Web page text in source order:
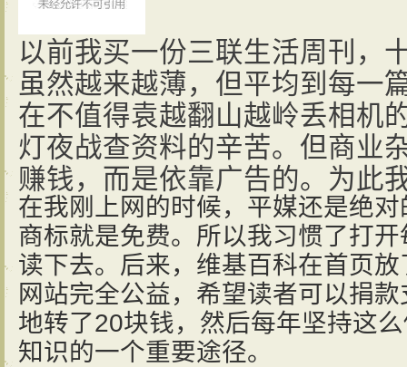
以前我买一份三联生活周刊，
虽然越来越薄，但平均到每一
在不值得袁越翻山越岭丢相机
灯夜战查资料的辛苦。但商业
赚钱，而是依靠广告的。为此
在我刚上网的时候，平媒还是绝
商标就是免费。所以我习惯了打
读下去。后来，维基百科在首页
网站完全公益，希望读者可以捐
地转了20块钱，然后每年坚持这
知识的一个重要途径。